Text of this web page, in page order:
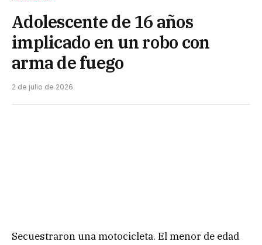
Adolescente de 16 años
implicado en un robo con
arma de fuego
2 de julio de 2026
Secuestraron una motocicleta. El menor de edad